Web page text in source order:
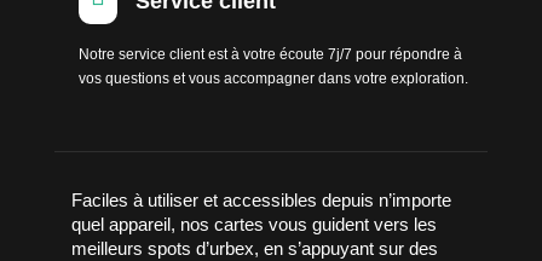
Notre service client est à votre écoute 7j/7 pour répondre à
vos questions et vous accompagner dans votre exploration.
Faciles à utiliser et accessibles depuis n’importe
quel appareil, nos cartes vous guident vers les
meilleurs spots d’urbex, en s’appuyant sur des